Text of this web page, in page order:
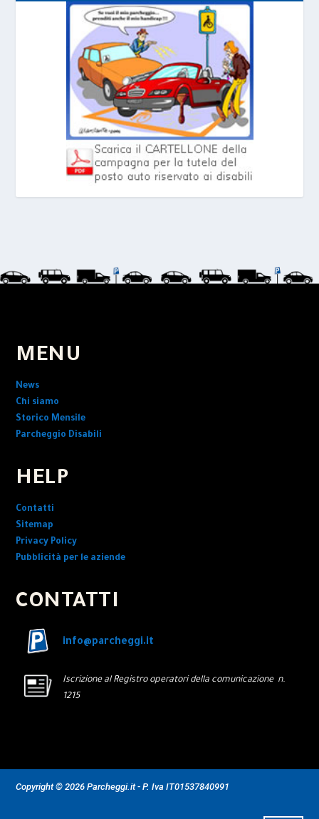
MENU
News
Chi siamo
Storico Mensile
Parcheggio Disabili
HELP
Contatti
Sitemap
Privacy Policy
Pubblicità per le aziende
CONTATTI
info@parcheggi.it
Iscrizione al Registro operatori della comunicazione n.
1215
Copyright © 2026 Parcheggi.it - P. Iva IT01537840991